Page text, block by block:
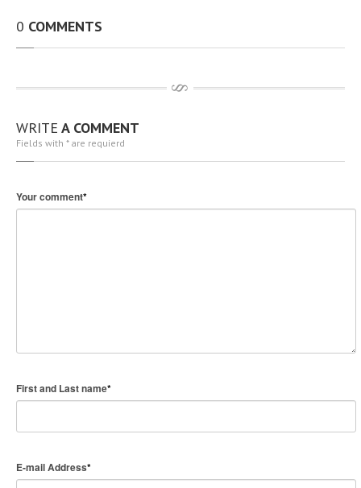
個人情報保護方針
アクセス
0 COMMENTS
WRITE A COMMENT
Fields with * are requierd
Your comment*
First and Last name*
E-mail Address*